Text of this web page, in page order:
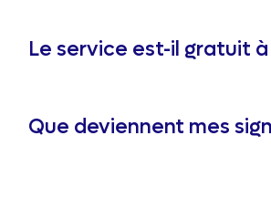
Le service est-il gratuit à
Que deviennent mes